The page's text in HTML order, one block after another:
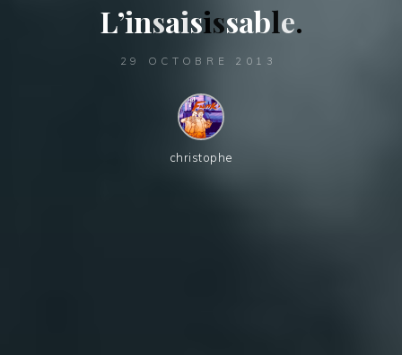
L’insaisissable.
29 OCTOBRE 2013
christophe